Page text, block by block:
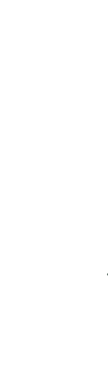
کاهش درصد
حساس
علمی
به کم‌آبی دارد